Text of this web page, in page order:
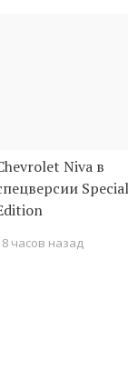
Niva в
Special
часов назад